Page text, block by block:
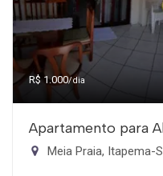
R$ 1.000/dia
Apartamento para
Meia Praia, Itapema-